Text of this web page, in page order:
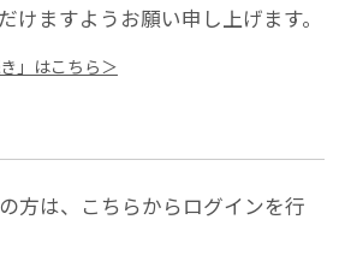
けますようお願い申し上げます。
」はこちら＞
方は、こちらからログインを行